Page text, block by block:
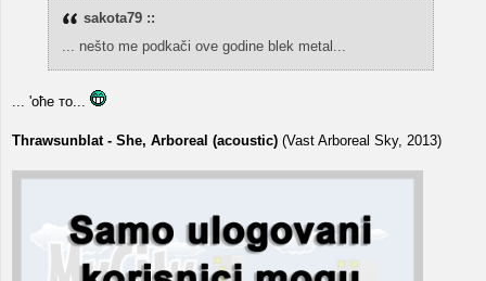
sakota79 ::
... nešto me podkači ove godine blek metal...
... 'оће то...
Thrawsunblat - She, Arboreal (аcoustic) (Vast Arboreal Sky, 2013)